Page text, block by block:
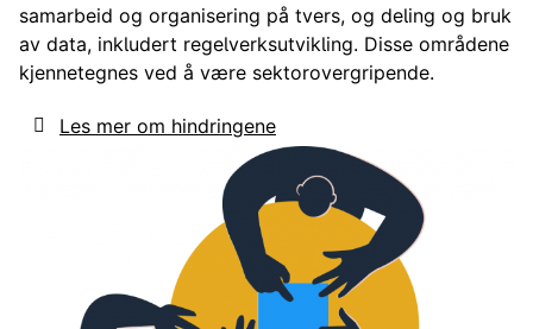
samarbeid og organisering på tvers, og deling og bruk
av data, inkludert regelverksutvikling. Disse områdene
kjennetegnes ved å være sektorovergripende.
Les mer om hindringene